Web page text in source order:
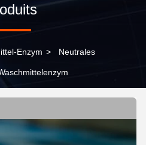
Enzym > Neutrales